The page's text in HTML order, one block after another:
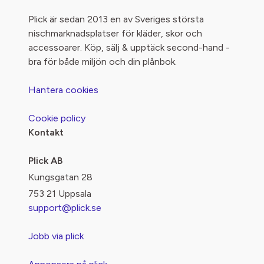
Plick är sedan 2013 en av Sveriges största
nischmarknadsplatser för kläder, skor och
accessoarer. Köp, sälj & upptäck second-hand -
bra för både miljön och din plånbok.
Hantera cookies
Cookie policy
Kontakt
Plick AB
Kungsgatan 28
753 21 Uppsala
support@plick.se
Jobb via plick